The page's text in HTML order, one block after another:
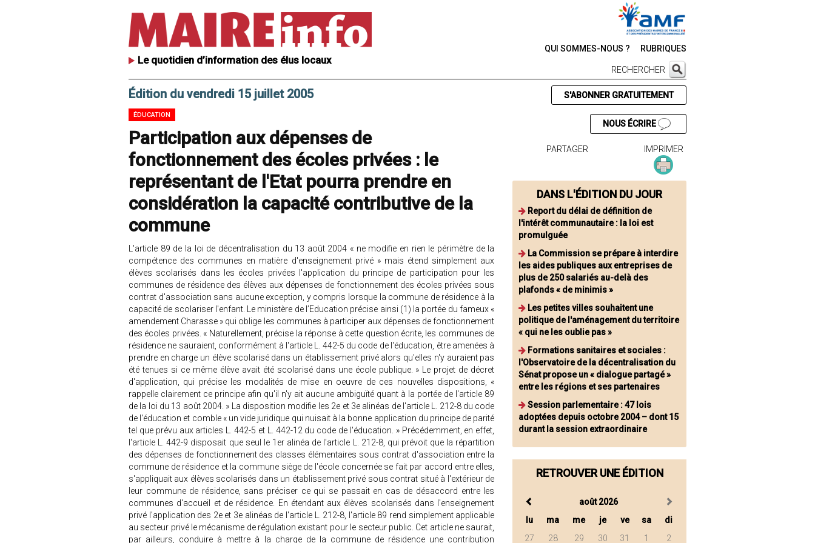
Le quotidien d’information des élus locaux
QUI SOMMES-NOUS ? RUBRIQUES
RECHERCHER
Édition du vendredi 15 juillet 2005
ÉDUCATION
Participation aux dépenses de
fonctionnement des écoles privées : le
représentant de l'Etat pourra prendre en
considération la capacité contributive de la
commune
L'article 89 de la loi de décentralisation du 13 août 2004 « ne modifie en rien le périmètre de la
compétence des communes en matière d'enseignement privé » mais étend simplement aux
élèves scolarisés dans les écoles privées l'application du principe de participation pour les
communes de résidence des élèves aux dépenses de fonctionnement des écoles privées sous
contrat d'association sans aucune exception, y compris lorsque la commune de résidence à la
capacité de scolariser l'enfant. Le ministère de l’Education précise ainsi (1) la portée du fameux «
amendement Charasse » qui oblige les communes à participer aux dépenses de fonctionnement
des écoles privées. « Naturellement, précise la réponse à cette question écrite, les communes de
résidence ne sauraient, conformément à l'article L. 442-5 du code de l'éducation, être amenées à
prendre en charge un élève scolarisé dans un établissement privé alors qu'elles n'y auraient pas
été tenues si ce même élève avait été scolarisé dans une école publique. » Le projet de décret
d'application, qui précise les modalités de mise en oeuvre de ces nouvelles dispositions, «
rappelle clairement ce principe afin qu'il n'y ait aucune ambiguïté quant à la portée de l'article 89
de la loi du 13 août 2004. » La disposition modifie les 2e et 3e alinéas de l'article L. 212-8 du code
de l'éducation et comble « un vide juridique qui nuisait à la bonne application du principe de parité
tel que prévu aux articles L. 442-5 et L. 442-12 du code de l'éducation. » Précédemment, en effet,
l'article L. 442-9 disposait que seul le 1er alinéa de l'article L. 212-8, qui prévoit que la répartition
des dépenses de fonctionnement des classes élémentaires sous contrat d'association entre la
commune de résidence et la commune siège de l'école concernée se fait par accord entre elles,
s'appliquait aux élèves scolarisés dans un établissement privé sous contrat situé à l'extérieur de
leur commune de résidence, sans préciser ce qui se passait en cas de désaccord entre les
communes d'accueil et de résidence. En étendant aux élèves scolarisés dans l'enseignement
privé l'application des 2e et 3e alinéas de l'article L. 212-8, l'article 89 rend simplement applicable
au secteur privé le mécanisme de régulation existant pour le secteur public. Cet article ne saurait,
par ailleurs, conduire à mettre à la charge de la commune de résidence une contribution
S'ABONNER GRATUITEMENT
NOUS ÉCRIRE
PARTAGER IMPRIMER
DANS L'ÉDITION DU JOUR
Report du délai de définition de
l'intérêt communautaire : la loi est
promulguée
La Commission se prépare à interdire
les aides publiques aux entreprises de
plus de 250 salariés au-delà des
plafonds « de minimis »
Les petites villes souhaitent une
politique de l'aménagement du territoire
« qui ne les oublie pas »
Formations sanitaires et sociales :
l'Observatoire de la décentralisation du
Sénat propose un « dialogue partagé »
entre les régions et ses partenaires
Session parlementaire : 47 lois
adoptées depuis octobre 2004 – dont 15
durant la session extraordinaire
RETROUVER UNE ÉDITION
août 2026
lu
ma me je ve sa
di
27
28 29 30 31 1 2